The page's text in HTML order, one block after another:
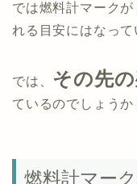
では燃料計マーク
れる目安にはなって
では、 その先
ているのでしょうか
燃料計マー